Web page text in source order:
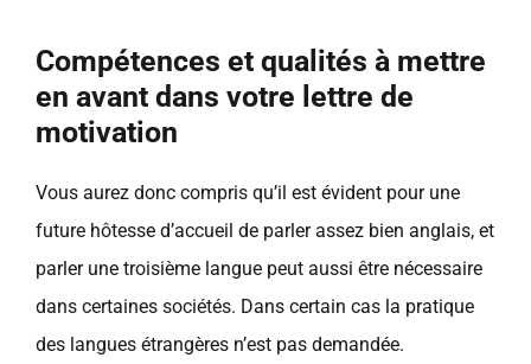
Compétences et qualités à mettre
en avant dans votre lettre de
motivation
Vous aurez donc compris qu’il est évident pour une
future hôtesse d’accueil de parler assez bien anglais, et
parler une troisième langue peut aussi être nécessaire
dans certaines sociétés. Dans certain cas la pratique
des langues étrangères n’est pas demandée.